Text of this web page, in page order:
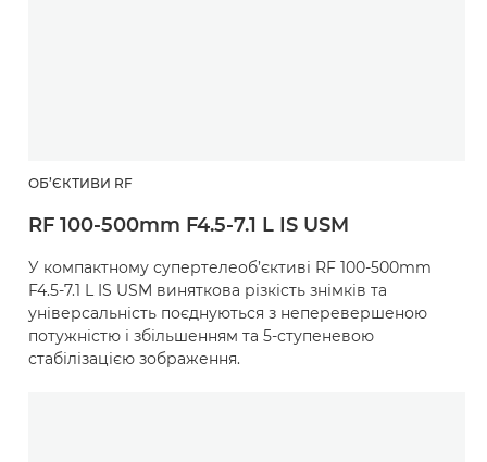
ОБ’ЄКТИВИ RF
RF 100-500mm F4.5-7.1 L IS USM
У компактному супертелеоб’єктиві RF 100-500mm
F4.5-7.1 L IS USM виняткова різкість знімків та
універсальність поєднуються з неперевершеною
потужністю і збільшенням та 5-ступеневою
стабілізацією зображення.